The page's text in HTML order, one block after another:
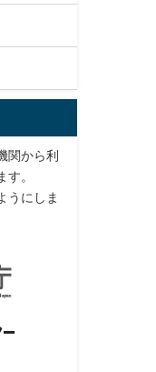
関から利
す。
うにしま